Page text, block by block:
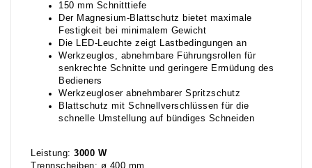
150 mm Schnitttiefe
Der Magnesium-Blattschutz bietet maximale
Festigkeit bei minimalem Gewicht
Die LED-Leuchte zeigt Lastbedingungen an
Werkzeuglos, abnehmbare Führungsrollen für
senkrechte Schnitte und geringere Ermüdung des
Bedieners
Werkzeugloser abnehmbarer Spritzschutz
Blattschutz mit Schnellverschlüssen für die
schnelle Umstellung auf bündiges Schneiden
Leistung: 3000 W